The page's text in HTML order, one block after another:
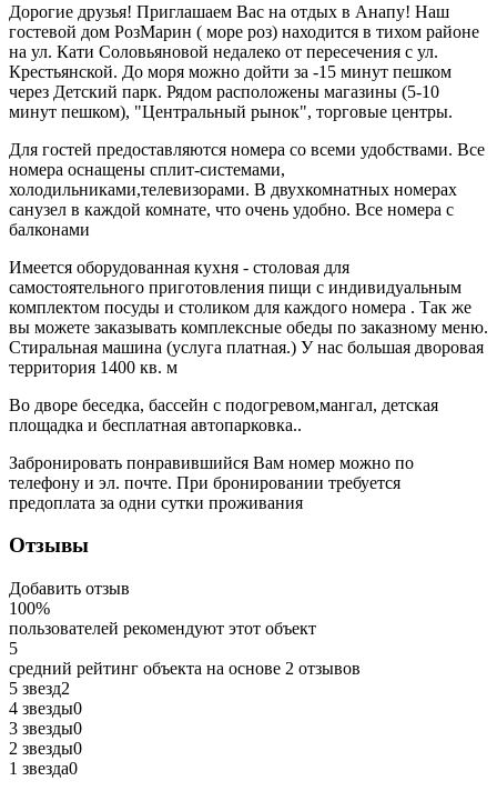
Дорогие друзья! Приглашаем Вас на отдых в Анапу! Наш
гостевой дом РозМарин ( море роз) находится в тихом районе
на ул. Кати Соловьяновой недалеко от пересечения с ул.
Крестьянской. До моря можно дойти за -15 минут пешком
через Детский парк. Рядом расположены магазины (5-10
минут пешком), "Центральный рынок", торговые центры.
Для гостей предоставляются номера со всеми удобствами. Все
номера оснащены сплит-системами,
холодильниками,телевизорами. В двухкомнатных номерах
санузел в каждой комнате, что очень удобно. Все номера с
балконами
Имеется оборудованная кухня - столовая для
самостоятельного приготовления пищи с индивидуальным
комплектом посуды и столиком для каждого номера . Так же
вы можете заказывать комплексные обеды по заказному меню.
Стиральная машина (услуга платная.) У нас большая дворовая
территория 1400 кв. м
Во дворе беседка, бассейн с подогревом,мангал, детская
площадка и бесплатная автопарковка..
Забронировать понравившийся Вам номер можно по
телефону и эл. почте. При бронировании требуется
предоплата за одни сутки проживания
Отзывы
Добавить отзыв
100%
пользователей рекомендуют этот объект
5
средний рейтинг объекта на основе 2 отзывов
5 звезд2
4 звезды0
3 звезды0
2 звезды0
1 звезда0